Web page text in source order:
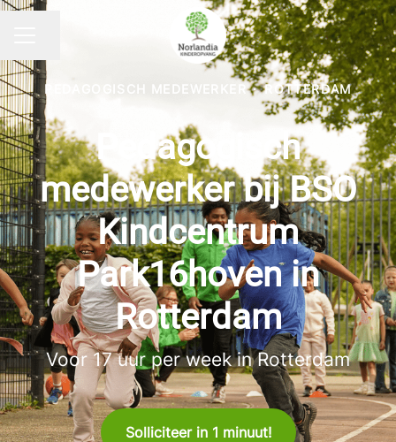
PEDAGOGISCH MEDEWERKER · ROTTERDAM
Pedagogisch
medewerker bij BSO
Kindcentrum
Park16hoven in
Rotterdam
Voor 17 uur per week in Rotterdam
Solliciteer in 1 minuut!